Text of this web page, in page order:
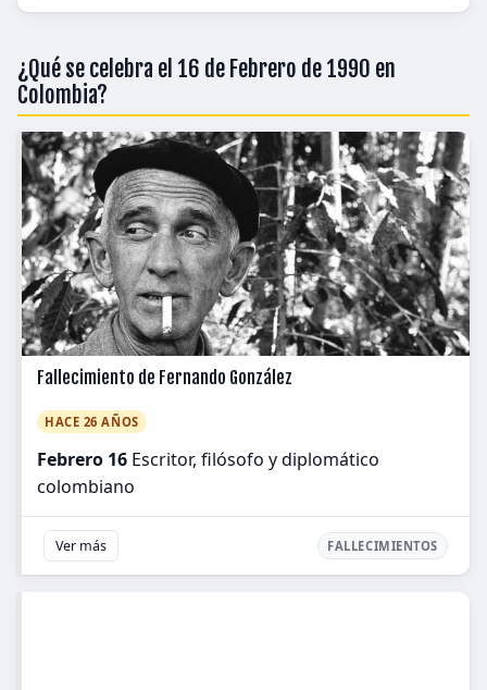
¿Qué se celebra el 16 de Febrero de 1990 en
Colombia?
Fallecimiento de Fernando González
HACE 26 AÑOS
Febrero 16 Escritor, filósofo y diplomático
colombiano
Ver más FALLECIMIENTOS